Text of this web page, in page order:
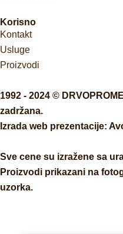
Korisno
Kontakt
Usluge
Proizvodi
1992 - 2024 ©
zadržana.
Izrada web prezentacije:
Sve cene su izražene sa
Proizvodi prikazani na
uzorka.